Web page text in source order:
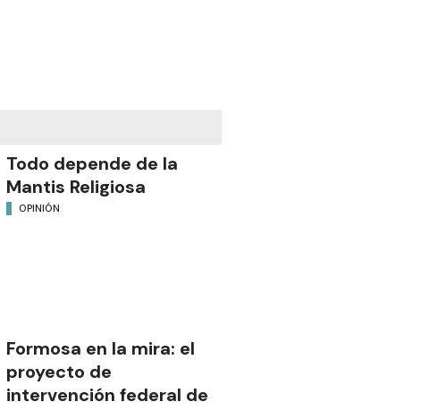
Todo depende de la
Mantis Religiosa
OPINIÓN
Formosa en la mira: el
proyecto de
intervención federal de